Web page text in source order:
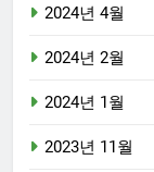
2024년 4월
2024년 2월
2024년 1월
2023년 11월